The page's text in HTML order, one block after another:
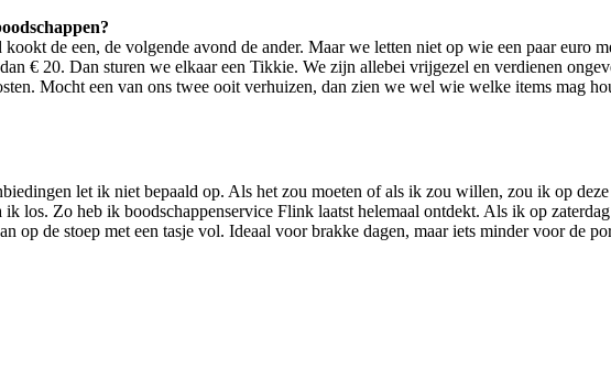
de een, de volgende avond de ander. Maar we letten niet op wie een paar euro
€ 20. Dan sturen we elkaar een Tikkie. We zijn allebei vrijgezel en verdienen
Mocht een van ons twee ooit verhuizen, dan zien we wel wie welke items mag
let ik niet bepaald op. Als het zou moeten of als ik zou willen, zou ik op deze
los. Zo heb ik boodschappenservice Flink laatst helemaal ontdekt. Als ik op
op de stoep met een tasje vol. Ideaal voor brakke dagen, maar iets minder voor de